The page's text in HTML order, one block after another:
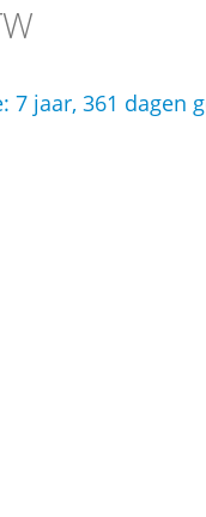
7 jaar, 361 dagen